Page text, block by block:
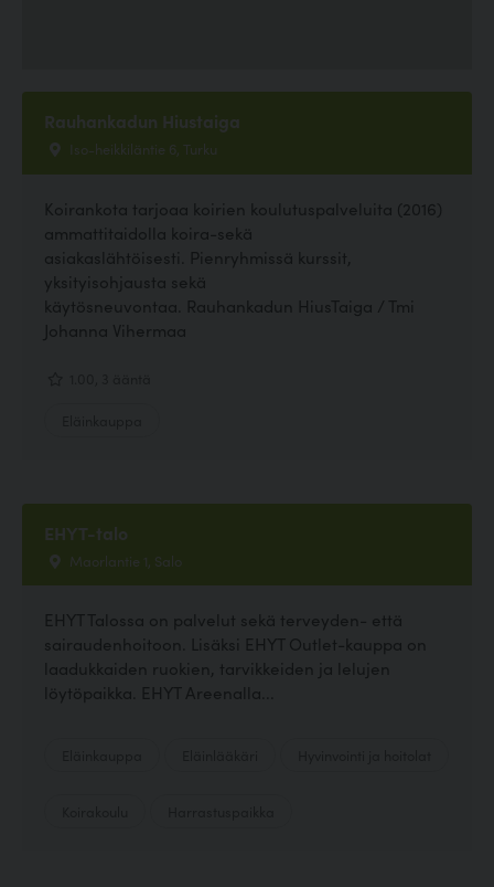
Rauhankadun Hiustaiga
Iso-heikkiläntie 6, Turku
Koirankota tarjoaa koirien koulutuspalveluita (2016)
ammattitaidolla koira-sekä
asiakaslähtöisesti. Pienryhmissä kurssit,
yksityisohjausta sekä
käytösneuvontaa. Rauhankadun HiusTaiga / Tmi
Johanna Vihermaa
EHYT-talo
Maorlantie 1, Salo
EHYT Talossa on palvelut sekä terveyden- että
sairaudenhoitoon. Lisäksi EHYT Outlet-kauppa on
laadukkaiden ruokien, tarvikkeiden ja lelujen
löytöpaikka. EHYT Areenalla...